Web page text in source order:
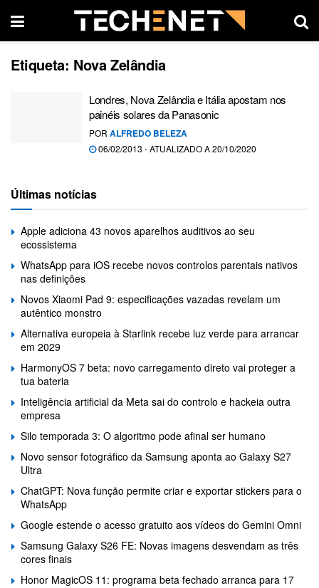
Etiqueta: Nova Zelândia
Londres, Nova Zelândia e Itália apostam nos
painéis solares da Panasonic
POR ALFREDO BELEZA
06/02/2013 - ATUALIZADO A 20/10/2020
Últimas notícias
Apple adiciona 43 novos aparelhos auditivos ao seu
ecossistema
WhatsApp para iOS recebe novos controlos parentais nativos
nas definições
Novos Xiaomi Pad 9: especificações vazadas revelam um
autêntico monstro
Alternativa europeia à Starlink recebe luz verde para arrancar
em 2029
HarmonyOS 7 beta: novo carregamento direto vai proteger a
tua bateria
Inteligência artificial da Meta sai do controlo e hackeia outra
empresa
Silo temporada 3: O algoritmo pode afinal ser humano
Novo sensor fotográfico da Samsung aponta ao Galaxy S27
Ultra
ChatGPT: Nova função permite criar e exportar stickers para o
WhatsApp
Google estende o acesso gratuito aos vídeos do Gemini Omni
Samsung Galaxy S26 FE: Novas imagens desvendam as três
cores finais
Honor MagicOS 11: programa beta fechado arranca para 17